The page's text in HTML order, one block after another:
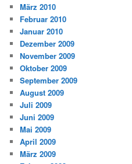
März 2010
Februar 2010
Januar 2010
Dezember 2009
November 2009
Oktober 2009
September 2009
August 2009
Juli 2009
Juni 2009
Mai 2009
April 2009
März 2009